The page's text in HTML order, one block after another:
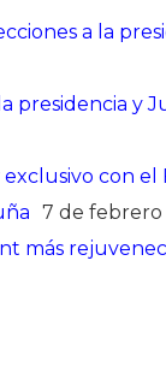
a la
presidencia y
con el
7 de febrero
más